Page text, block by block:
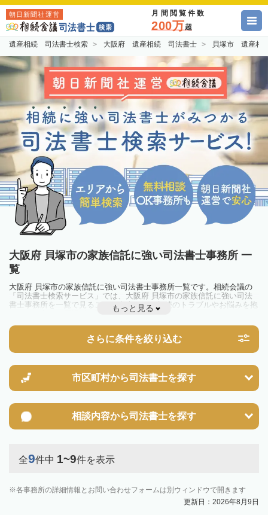
朝日新聞社運営 月間閲覧件数
200万超
遺産相続 司法書士検索 大阪府 遺産相続 司法書士 貝塚市 遺産相
大阪府 貝塚市の家族信託に強い司法書士事務所 一
覧
大阪府 貝塚市の家族信託に強い司法書士事務所一覧です。相続会議の
「司法書士検索サービス」では、大阪府 貝塚市の家族信託に強い司法
書士事務所を一覧で見ることが出来ます。相続のトラブルやお悩みを抱
えている方は一度近隣の司法書士に相談してみましょう。
もっと見る
さらに条件を絞り込む
市区町村から司法書士を探す
相談内容から司法書士を探す
全9件中 1~9件を表示
各事務所の詳細情報とお問い合わせフォームは別ウィンドウで開きます
更新日：2026年8月9日